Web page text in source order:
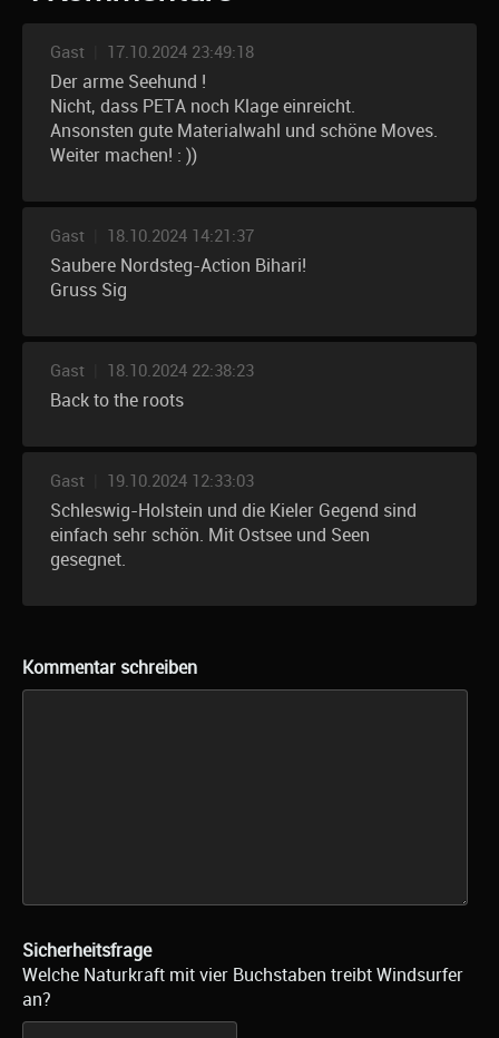
Gast 17.10.2024 23:49:18
Der arme Seehund !
Nicht, dass PETA noch Klage einreicht.
Ansonsten gute Materialwahl und schöne Moves.
Weiter machen! : ))
Gast 18.10.2024 14:21:37
Saubere Nordsteg-Action Bihari!
Gruss Sig
Gast 18.10.2024 22:38:23
Back to the roots
Gast 19.10.2024 12:33:03
Schleswig-Holstein und die Kieler Gegend sind
einfach sehr schön. Mit Ostsee und Seen
gesegnet.
Kommentar schreiben
Sicherheitsfrage
Welche Naturkraft mit vier Buchstaben treibt Windsurfer
an?